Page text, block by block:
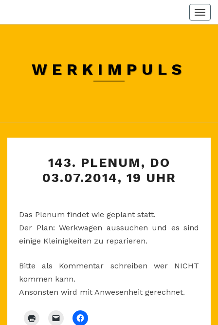
WERKIMPULS
PLENUM,
DO
UHR
143. PLENUM, DO
03.07.2014, 19 UHR
Das Plenum findet wie geplant statt.
Der Plan: Werkwagen aussuchen und es sind
einige Kleinigkeiten zu reparieren.
Bitte als Kommentar schreiben wer NICHT
kommen kann.
Ansonsten wird mit Anwesenheit gerechnet.